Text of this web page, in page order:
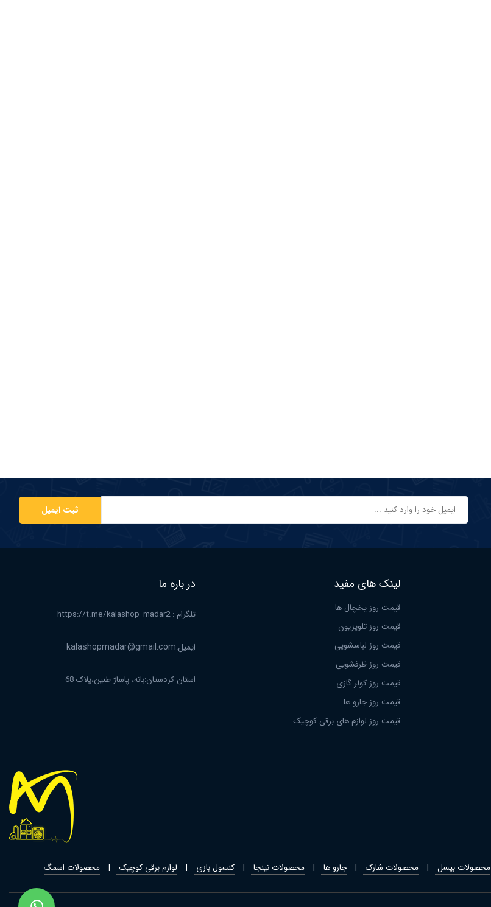
ثبت ایمیل
لینک های مفید
قیمت روز یخچال ها
قیمت روز تلویزیون
قیمت روز لباسشویی
قیمت روز ظرفشویی
قیمت روز کولر گازی
قیمت روز جارو ها
قیمت روز لوازم های برقی کوچیک
در باره ما
تلگرام : https://t.me/kalashop_madar2
ایمیل:kalashopmadar@gmail.com
استان کردستان:بانه، پاساژ طنین،پلاک 68
محصولات بیسل محصولات شارک جارو ها محصولات نینجا کنسول بازی لوازم برقی کوچیک محصولات اسمگ